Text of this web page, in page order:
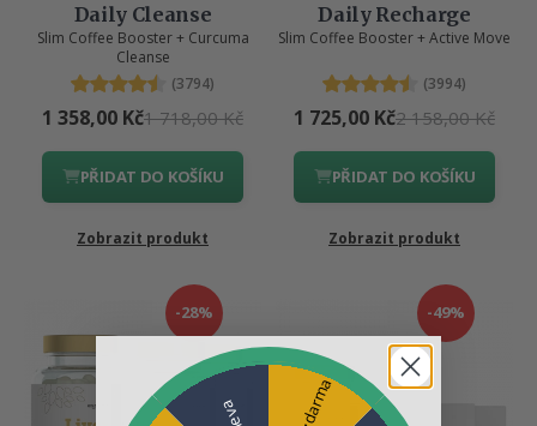
Daily Cleanse
Slim Coffee Booster + Curcuma
Cleanse
(3794)
1 358,00 Kč1 718,00 Kč
PŘIDAT DO KOŠÍKU
Zobrazit produkt
Daily Recharge
Slim Coffee Booster + Active Move
(3994)
1 725,00 Kč2 158,00 Kč
PŘIDAT DO KOŠÍKU
Zobrazit produkt
-28% -49%